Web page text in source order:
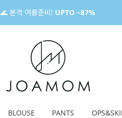
🌊 본격 여름준비! UPTO ~87%
BLOUSE PANTS